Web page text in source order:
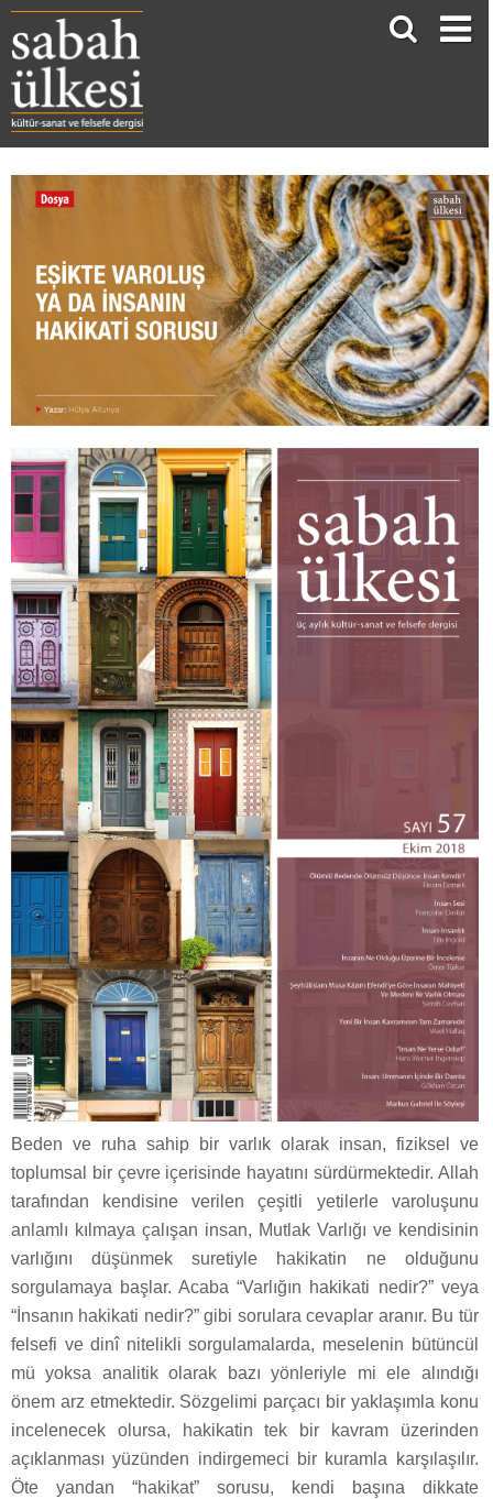
Beden ve ruha sahip bir varlık olarak insan, fiziksel ve
toplumsal bir çevre içerisinde hayatını sürdürmektedir. Allah
tarafından kendisine verilen çeşitli yetilerle varoluşunu
anlamlı kılmaya çalışan insan, Mutlak Varlığı ve kendisinin
varlığını düşünmek suretiyle hakikatin ne olduğunu
sorgulamaya başlar. Acaba “Varlığın hakikati nedir?” veya
“İnsanın hakikati nedir?” gibi sorulara cevaplar aranır. Bu tür
felsefi ve dinî nitelikli sorgulamalarda, meselenin bütüncül
mü yoksa analitik olarak bazı yönleriyle mi ele alındığı
önem arz etmektedir. Sözgelimi parçacı bir yaklaşımla konu
incelenecek olursa, hakikatin tek bir kavram üzerinden
açıklanması yüzünden indirgemeci bir kuramla karşılaşılır.
Öte yandan “hakikat” sorusu, kendi başına dikkate